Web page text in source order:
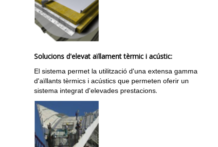
Solucions d'elevat aïllament tèrmic i acústic:
El sistema permet la utilització d'una extensa gamma
d'aïllants tèrmics i acústics que permeten oferir un
sistema integrat d'elevades prestacions.